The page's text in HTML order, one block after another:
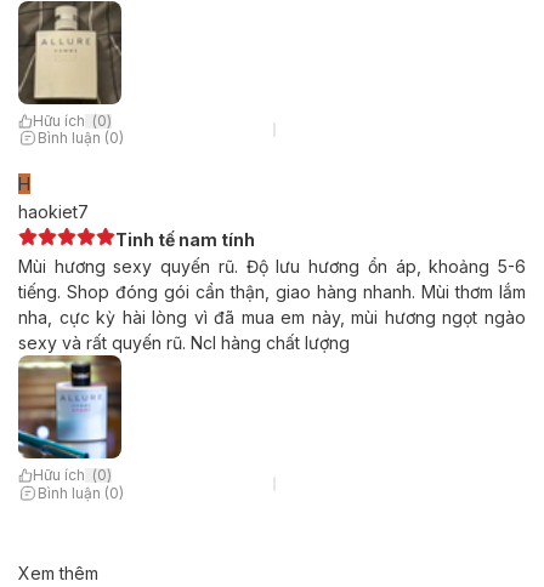
Hữu ích (0)
Bình luận (0)
H
haokiet7
Tinh tế nam tính
Mùi hương sexy quyến rũ. Độ lưu hương ổn áp, khoảng 5-6
tiếng. Shop đóng gói cẩn thận, giao hàng nhanh. Mùi thơm lắm
nha, cực kỳ hài lòng vì đã mua em này, mùi hương ngọt ngào
sexy và rất quyến rũ. Ncl hàng chất lượng
Hữu ích (0)
Bình luận (0)
Xem thêm